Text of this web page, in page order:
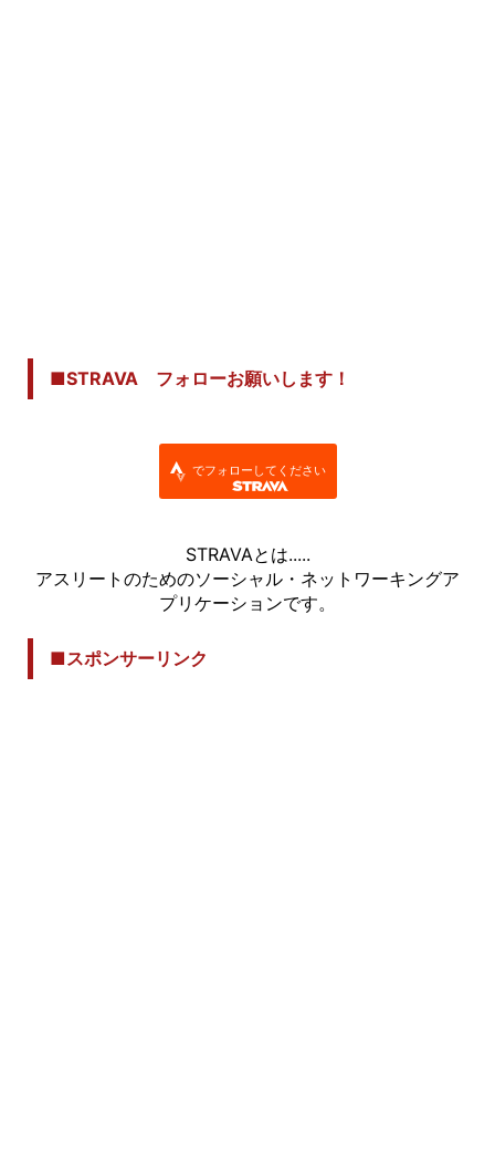
■STRAVA フォローお願いします！
でフォローしてください
STRAVAとは.....
アスリートのためのソーシャル・ネットワーキングア
プリケーションです。
■スポンサーリンク